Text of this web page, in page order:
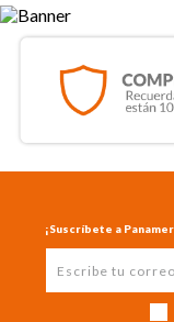
¡Suscríbete a